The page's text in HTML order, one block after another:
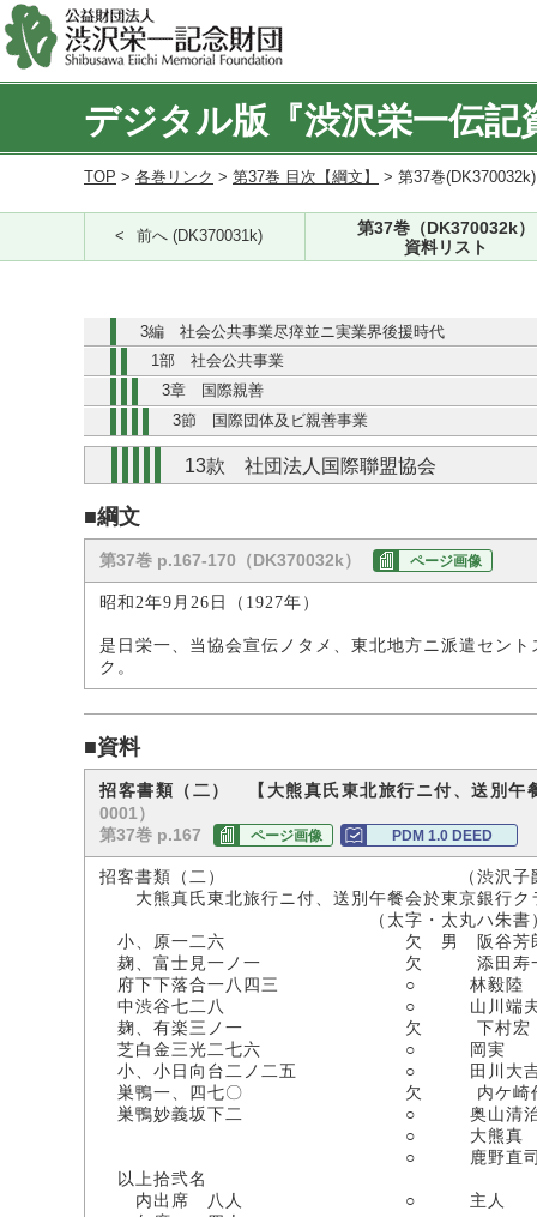
デジタル版『渋沢栄一伝記
TOP > 各巻リンク > 第37巻 目次【綱文】 > 第37巻
前へ (DK370031k)
第37巻（DK370032k）
資料リスト
3編 社会公共事業尽瘁並ニ実業界後援時代
1部 社会公共事業
3章 国際親善
3節 国際団体及ビ親善事業
13款 社団法人国際聯盟協会
■綱文
第37巻 p.167-170（DK370032k） ページ画像
昭和2年9月26日（1927年）
是日栄一、当協会宣伝ノタメ、東北地方ニ派遣セン
ク。
■資料
招客書類（二） 【大熊真氏東北旅行ニ付、送別午
0001）
第37巻 p.167
ページ画像 PDM 1.0 DEED
招客書類（二） （渋沢子爵家
大熊真氏東北旅行ニ付、送別午餐会於東京銀行ク
（太字・太丸ハ朱書
小、原一二六 欠 男 阪谷芳
麹、富士見一ノ一 欠 添田寿
府下下落合一八四三 ○ 林毅陸
中渋谷七二八 ○ 山川端
麹、有楽三ノ一 欠 下村宏
芝白金三光二七六 ○ 岡実
小、小日向台二ノ二五 ○ 田川大吉
巣鴨一、四七〇 欠 内ケ崎作
巣鴨妙義坂下二 ○ 奥山清
○ 大熊真
○ 鹿野直
以上拾弐名
内出席 八人 ○ 主人